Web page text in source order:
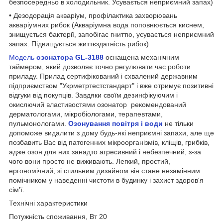
безпосередньо в холодильник. Усувається неприємний запах)
• Дезодорація акваріум, профілактика захворювань
акваріумних рибок (Акваріумна вода поповнюється киснем,
знищується бактерії, запобігає гниттю, усувається неприємний
запах. Підвищується життєздатність рибок)
Модель озонатора GL-3188 оснащена механічним
таймером, який дозволяє точно регулювати час роботи
приладу. Прилад сертифікований і схвалений державним
підприємством "Укрметртестстандарт" і вже отримує позитивні
відгуки від покупців. Завдяки своїм дезинфікуючим і
окислючий властивостями озонатор рекомендований
дерматологами, мікробіологами, терапевтами,
пульмонологами. Озонування повітря і води не тільки
допоможе видалити з дому будь-які неприємні запахи, але ще
позбавить Вас від патогенних мікроорганізмів, кліщів, грибків,
адже озон для них занадто агресивний і небезпечний, з-за
чого вони просто не виживають. Легкий, простий,
ергономічний, зі стильним дизайном він стане незамінним
помічником у наведенні чистоти в будинку і захист здоров'я
сім'ї.
Технічні характеристики
Потужність споживання, Вт 20